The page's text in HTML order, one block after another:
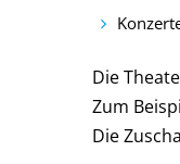
Die
Zum
Die